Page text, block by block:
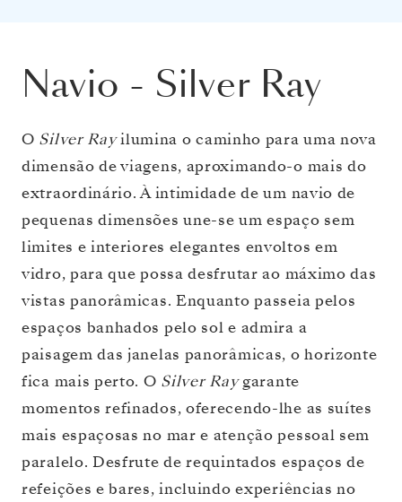
Navio - Silver Ray
O Silver Rayilumina o caminho para uma nova
dimensão de viagens, aproximando-o mais do
extraordinário. À intimidade de um navio de
pequenas dimensões une-se um espaço sem
limites e interiores elegantes envoltos em
vidro, para que possa desfrutar ao máximo das
vistas panorâmicas. Enquanto passeia pelos
espaços banhados pelo sol e admira a
paisagem das janelas panorâmicas, o horizonte
fica mais perto. O Silver Raygarante
momentos refinados, oferecendo-lhe as suítes
mais espaçosas no mar e atenção pessoal sem
paralelo. Desfrute de requintados espaços de
refeições e bares, incluindo experiências no